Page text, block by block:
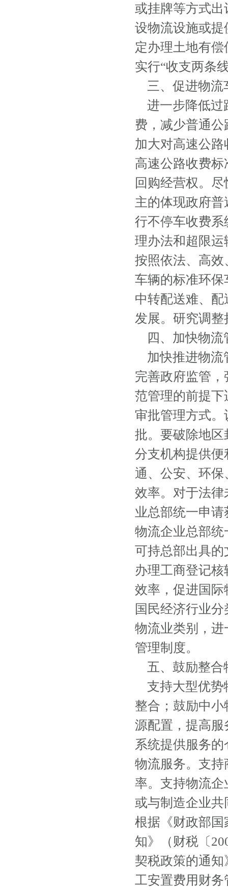
或挂牌等方式
设物流设施或
定办理土地有
实行“收支两条
三、促进物流
进一步降低过
费，减少普通
加大对高速公
高速公路收费
回购经营权。
主的体现政府
行不停车收费
理办法和超限
按照依法、高
车辆的标准环
中转配送难、
发展。研究调
四、加快物流
加快推进物流
完善政府监管
范管理的前提
审批管理方式
批。要破除地
分支机构提供
通、公安、环
效率。对于法
业总部统一申
物流企业总部
可持总部出具
办理工商登记
效率，促进国
国民经济行业
物流业类别，
管理制度。
五、鼓励整合
支持大型优势
整合；鼓励中
源配置，提高
系统提供服务
物流服务。支
率。支持物流
或与制造企业
根据《财政部
知》（财税〔
契税政策的通
工安置费用财务